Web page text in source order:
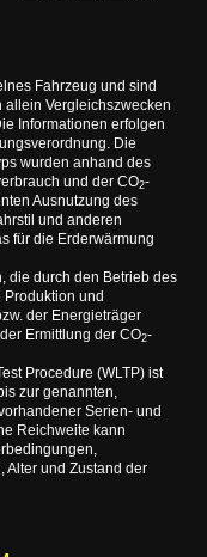
Fahrzeug und sind
allein Vergleichszwecken
Informationen erfolgen
Die
wurden anhand des
und der CO2-
Ausnutzung des
und anderen
für die Erderwärmung
die durch den Betrieb des
und
der Energieträger
Ermittlung der CO2-
Procedure (WLTP) ist
zur genannten,
Serien- und
Reichweite kann
Alter und Zustand der